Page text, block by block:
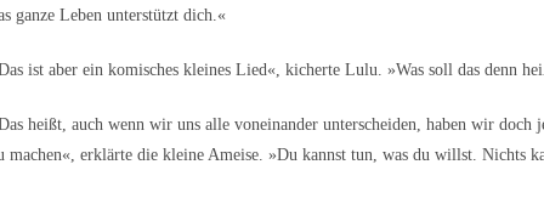
ganze Leben unterstützt dich.«
ist aber ein komisches kleines Lied«, kicherte Lulu. »Was soll das denn
heißt, auch wenn wir uns alle voneinander unterscheiden, haben wir
machen«, erklärte die kleine Ameise. »Du kannst tun, was du willst. Nichts